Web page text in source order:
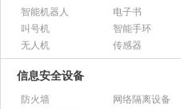
智能机器人
电子书
叫号机
智能手环
无人机
传感器
信息安全设备
防火墙
网络隔离设备